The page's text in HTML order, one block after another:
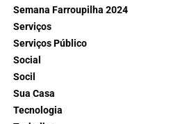
Semana Farroupilha 2024
Serviços
Serviços Público
Social
Socil
Sua Casa
Tecnologia